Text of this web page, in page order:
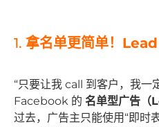
1. 拿名单更简单！
“只要让我 call 到客户，我一
Facebook 的 名单型广告（
过去，广告主只能使用“即